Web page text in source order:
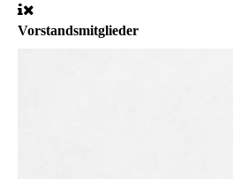
Vorstandsmitglieder